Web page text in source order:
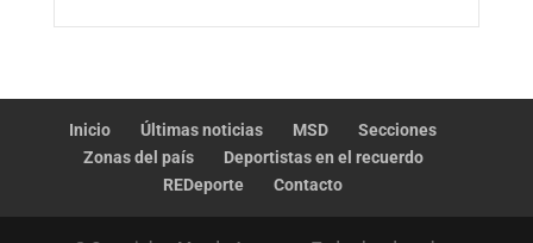
Inicio Últimas noticias MSD
Secciones
Zonas del país
Deportistas en el recuerdo
REDeporte
Contacto